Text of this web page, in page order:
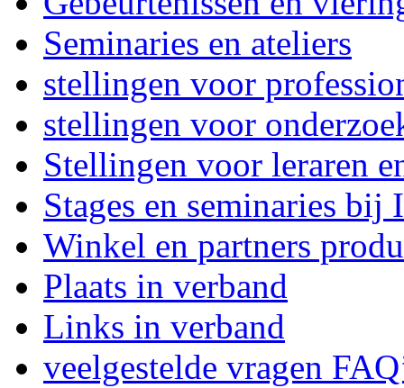
Seminaries en ateliers
stellingen voor
stellingen voor
Stellingen voor leraren
Stages en seminaries
Winkel en partners
Plaats in verband
Links in verband
veelgestelde vragen